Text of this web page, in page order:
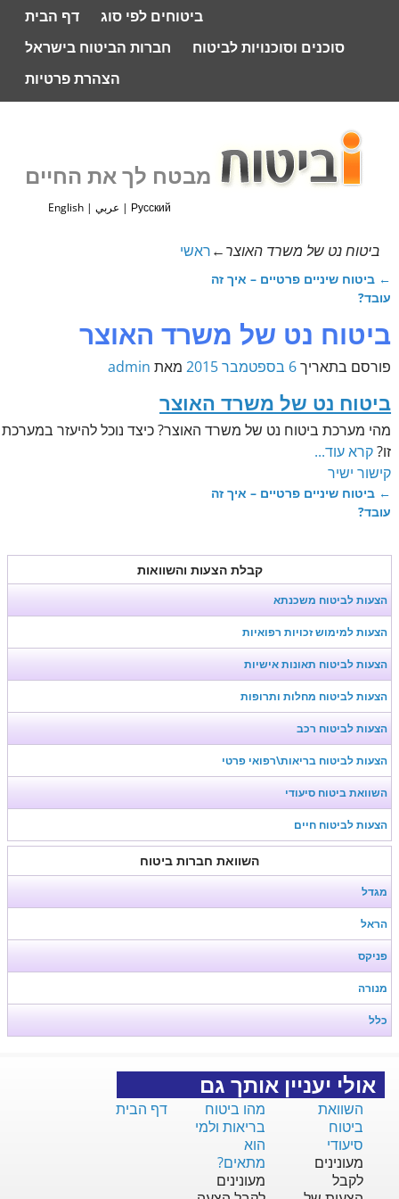
דף הבית
ביטוחים לפי סוג
חברות הביטוח בישראל
סוכנים וסוכנויות לביטוח
הצהרת פרטיות
מבטח לך את החיים
Русский
| عربي |
English
ביטוח נט של משרד האוצר←ראשי
ניווט בפוסטים
← ביטוח שיניים פרטיים – איך זה
עובד?
ביטוח נט של משרד האוצר
פורסם בתאריך6 בספטמבר 2015 מאת admin
ביטוח נט של משרד האוצר
מהי מערכת ביטוח נט של משרד האוצר? כיצד נוכל להיעזר במערכת
זו?קרא עוד...
קישור ישיר
ניווט בפוסטים
← ביטוח שיניים פרטיים – איך זה
עובד?
קבלת הצעות והשוואות
הצעות לביטוח משכנתא
הצעות למימוש זכויות רפואיות
הצעות לביטוח תאונות אישיות
הצעות לביטוח מחלות ותרופות
הצעות לביטוח רכב
הצעות לביטוח בריאות\רפואי פרטי
השוואת ביטוח סיעודי
הצעות לביטוח חיים
השוואת חברות ביטוח
מגדל
הראל
פניקס
מנורה
כלל
אולי יעניין אותך גם
השוואת
ביטוח
סיעודי
מעונינים
לקבל
מהו ביטוח
בריאות ולמי
הוא
מתאים?
מעונינים
דף הבית